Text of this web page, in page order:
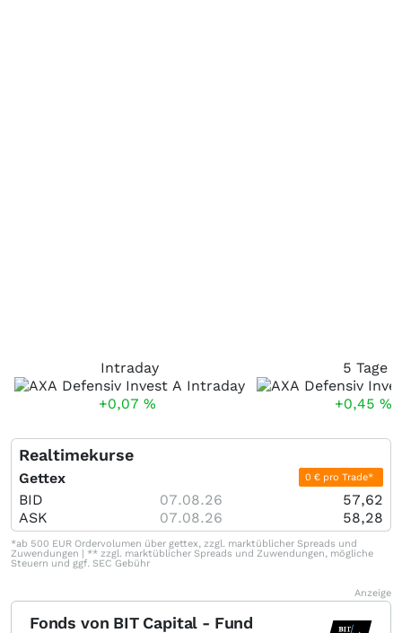
Intraday
+0,07 %
5 Tage
+0,45 %
Realtimekurse
Gettex 0 € pro Trade*
BID 07.08.26
57,62
ASK
07.08.26 58,28
*ab 500 EUR Ordervolumen über gettex, zzgl. marktüblicher Spreads und
Zuwendungen | ** zzgl. marktüblicher Spreads und Zuwendungen, mögliche
Steuern und ggf. SEC Gebühr
Anzeige
Fonds von BIT Capital - Fund